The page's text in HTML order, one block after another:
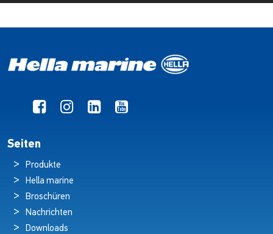
Seiten
Produkte
Hella marine
Broschüren
Nachrichten
Downloads